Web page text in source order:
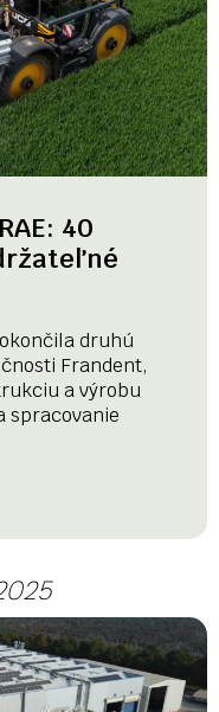
40
druhú
Frandent,
a výrobu
spracovanie